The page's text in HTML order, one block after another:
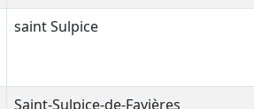
saint Sulpice
Saint-Sulpice-de-Favières